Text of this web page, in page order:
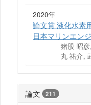
2020年
論文賞 液化水素
日本マリンエン
猪股 昭
丸 祐介,
論文 211